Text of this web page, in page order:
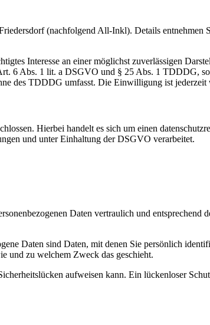
(nachfolgend All-Inkl). Details entnehmen
Interesse an einer möglichst zuverlässigen
6 Abs. 1 lit. a DSGVO und § 25 Abs. 1 TDDDG,
des TDDDG umfasst. Die Einwilligung ist jederzeit
Hierbei handelt es sich um einen
und unter Einhaltung der DSGVO verarbeitet.
Daten vertraulich und entsprechend
Daten sind Daten, mit denen Sie persönlich
und zu welchem Zweck das geschieht.
aufweisen kann. Ein lückenloser